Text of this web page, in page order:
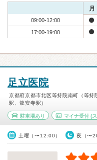
月
09:00-12:00
17:00-19:00
足立医院
京都府京都市北区等持院南町（等
駅、龍安寺駅）
駐車場あり マイナ受付(ス
土曜（〜12:00） 夜（〜